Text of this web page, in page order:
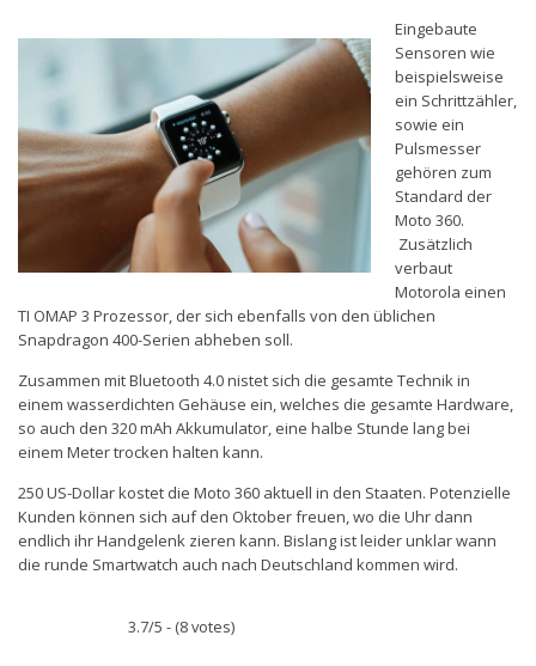
Eingebaute
Sensoren wie
beispielsweise
ein Schrittzähler,
sowie ein
Pulsmesser
gehören zum
Standard der
Moto 360.
Zusätzlich
verbaut
Motorola einen
TI OMAP 3 Prozessor, der sich ebenfalls von den üblichen
Snapdragon 400-Serien abheben soll.
Zusammen mit Bluetooth 4.0 nistet sich die gesamte Technik in
einem wasserdichten Gehäuse ein, welches die gesamte Hardware,
so auch den 320 mAh Akkumulator, eine halbe Stunde lang bei
einem Meter trocken halten kann.
250 US-Dollar kostet die Moto 360 aktuell in den Staaten. Potenzielle
Kunden können sich auf den Oktober freuen, wo die Uhr dann
endlich ihr Handgelenk zieren kann. Bislang ist leider unklar wann
die runde Smartwatch auch nach Deutschland kommen wird.
3.7/5 - (8 votes)